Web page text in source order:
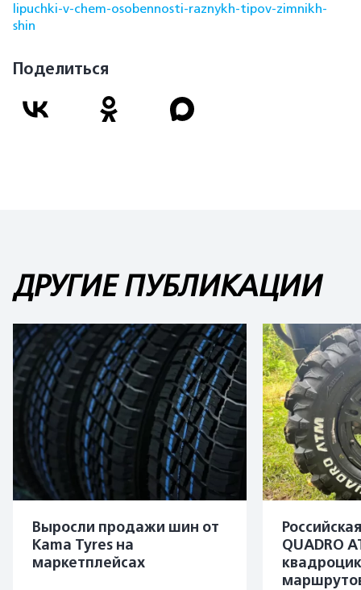
lipuchki-v-chem-osobennosti-raznykh-tipov-zimnikh-
shin
Поделиться
ДРУГИЕ ПУБЛИКАЦИИ
Выросли продажи шин от
Kama Tyres на
маркетплейсах
QUADRO